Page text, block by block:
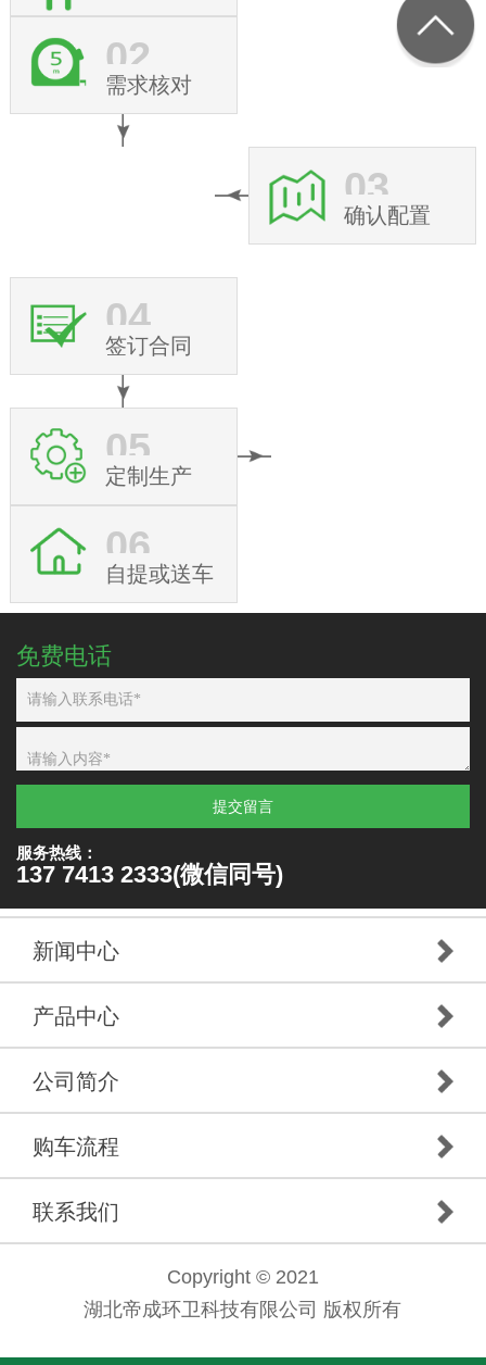
02
需求核对
03
确认配置
04
签订合同
05
定制生产
06
自提或送车
免费电话
提交留言
服务热线：
137 7413 2333(微信同号)
新闻中心
产品中心
公司简介
购车流程
联系我们
Copyright © 2021
湖北帝成环卫科技有限公司 版权所有